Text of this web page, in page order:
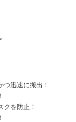
つ迅速に搬出！
クを防止！